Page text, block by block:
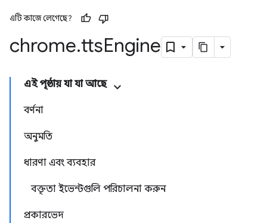
এটি কাজে লেগেছে?
chrome.ttsEngine
এই পৃষ্ঠায় যা যা আছে
বর্ণনা
অনুমতি
ধারণা এবং ব্যবহার
বক্তৃতা ইভেন্টগুলি পরিচালনা করুন
প্রকারভেদ